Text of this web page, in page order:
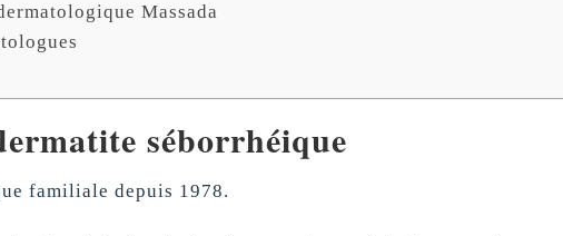
Massada
séborrhéique
familiale depuis 1978.